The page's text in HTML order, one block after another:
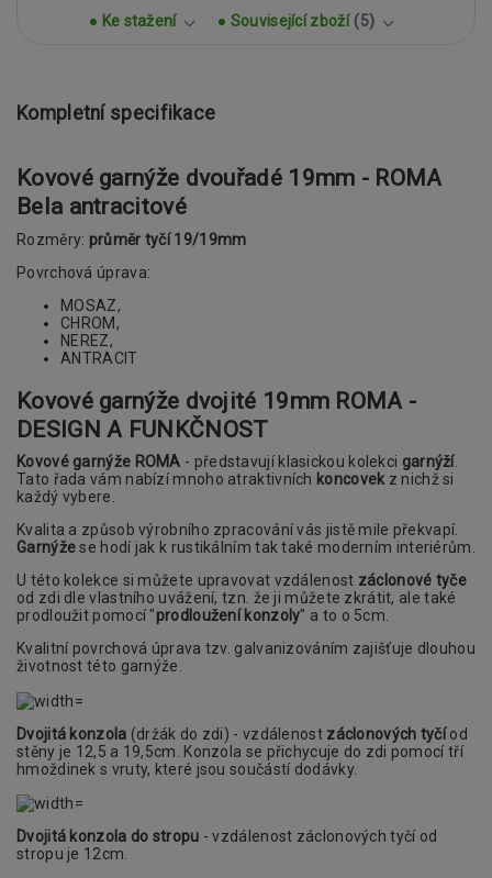
Ke stažení Související zboží 5
Kompletní specifikace
Kovové garnýže dvouřadé 19mm - ROMA
Bela antracitové
Rozměry: průměr tyčí 19/19mm
Povrchová úprava:
MOSAZ,
CHROM,
NEREZ,
ANTRACIT
Kovové garnýže dvojité 19mm ROMA -
DESIGN A FUNKČNOST
Kovové garnýže ROMA - představují klasickou kolekci garnýží.
Tato řada vám nabízí mnoho atraktivních koncovekz nichž si
každý vybere.
Kvalita a způsob výrobního zpracování vás jistě mile překvapí.
Garnýžese hodí jak k rustikálním tak také moderním interiérům.
U této kolekce si můžete upravovat vzdálenost záclonové tyče
od zdi dle vlastního uvážení, tzn. že ji můžete zkrátit, ale také
prodloužit pomocí "prodloužení konzoly" a to o 5cm.
Kvalitní povrchová úprava tzv. galvanizováním zajišťuje dlouhou
životnost této garnýže.
Dvojitá konzola (držák do zdi) - vzdálenost záclonových tyčíod
stěny je 12,5 a 19,5cm. Konzola se přichycuje do zdi pomocí tří
hmoždinek s vruty, které jsou součástí dodávky.
Dvojitá konzola do stropu - vzdálenost záclonových tyčí od
stropu je 12cm.